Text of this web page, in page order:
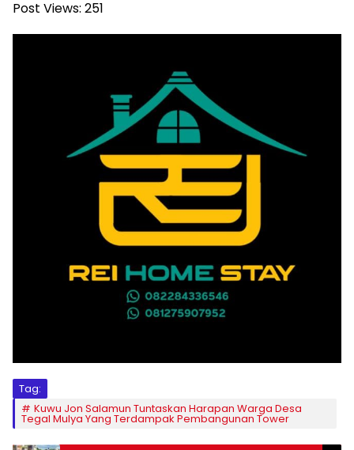
Post Views: 251
Tag:
Kuwu Jon Salamun Tuntaskan Harapan Warga Desa
Tegal Mulya Yang Terdampak Pembangunan Tower